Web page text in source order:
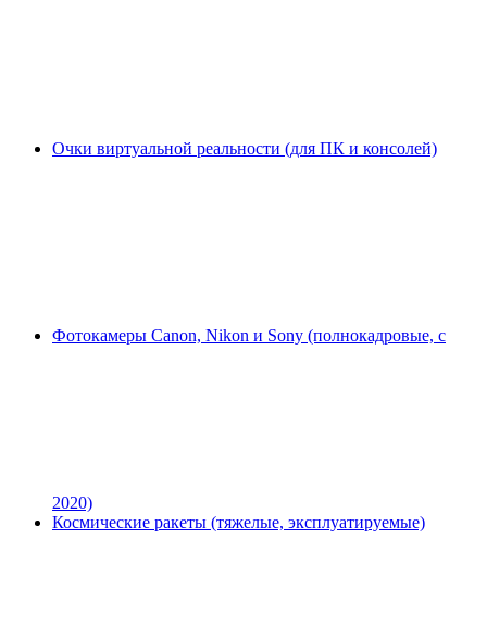
Очки виртуальной реальности (для ПК и консолей)
Фотокамеры Canon, Nikon и Sony (полнокадровые, с
2020)
Космические ракеты (тяжелые, эксплуатируемые)